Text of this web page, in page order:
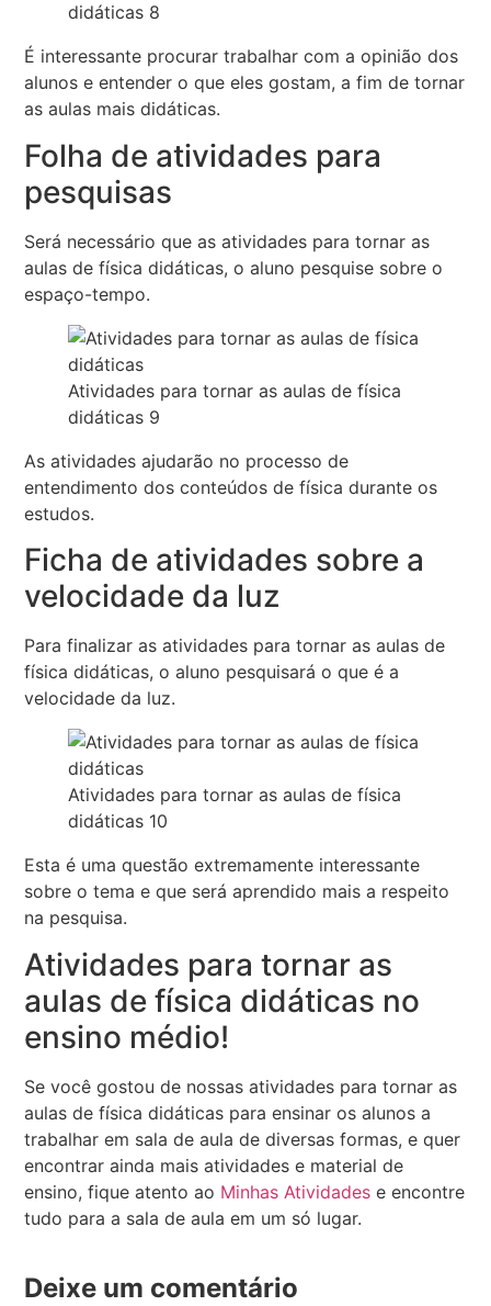
didáticas 8
É interessante procurar trabalhar com a opinião dos
alunos e entender o que eles gostam, a fim de tornar
as aulas mais didáticas.
Folha de atividades para
pesquisas
Será necessário que as atividades para tornar as
aulas de física didáticas, o aluno pesquise sobre o
espaço-tempo.
Atividades para tornar as aulas de física
didáticas 9
As atividades ajudarão no processo de
entendimento dos conteúdos de física durante os
estudos.
Ficha de atividades sobre a
velocidade da luz
Para finalizar as atividades para tornar as aulas de
física didáticas, o aluno pesquisará o que é a
velocidade da luz.
Atividades para tornar as aulas de física
didáticas 10
Esta é uma questão extremamente interessante
sobre o tema e que será aprendido mais a respeito
na pesquisa.
Atividades para tornar as
aulas de física didáticas no
ensino médio!
Se você gostou de nossas atividades para tornar as
aulas de física didáticas para ensinar os alunos a
trabalhar em sala de aula de diversas formas, e quer
encontrar ainda mais atividades e material de
ensino, fique atento ao Minhas Atividades e encontre
tudo para a sala de aula em um só lugar.
Deixe um comentário